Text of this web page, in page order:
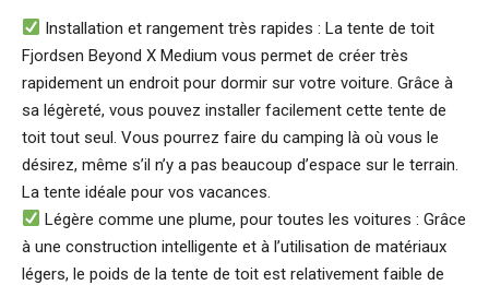
Installation et rangement très rapides : La tente de toit
Fjordsen Beyond X Medium vous permet de créer très
rapidement un endroit pour dormir sur votre voiture. Grâce à
sa légèreté, vous pouvez installer facilement cette tente de
toit tout seul. Vous pourrez faire du camping là où vous le
désirez, même s’il n’y a pas beaucoup d’espace sur le terrain.
La tente idéale pour vos vacances.
Légère comme une plume, pour toutes les voitures : Grâce
à une construction intelligente et à l’utilisation de matériaux
légers, le poids de la tente de toit est relativement faible de